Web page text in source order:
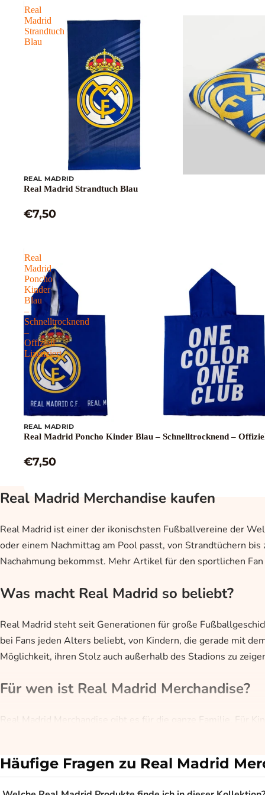
Real
Madrid
Strandtuch
Blau
REAL MADRID
Real Madrid Strandtuch Blau
€7,50
Real
Madrid
Poncho
Kinder
Blau
–
Schnelltrocknend
–
Offiziell
Lizenziert
REAL MADRID
Real Madrid Poncho Kinder Blau – Schnelltrocknend –
€7,50
Real Madrid Merchandise kaufen
Real Madrid ist einer der ikonischsten Fußballvereine der
oder einem Nachmittag am Pool passt, von Strandtüchern
Nachahmung bekommst. Mehr Artikel für den sportlichen
Was macht Real Madrid so beliebt?
Real Madrid steht seit Generationen für große
bei Fans jeden Alters beliebt, von Kindern, die gerade mit
Möglichkeit, ihren Stolz auch außerhalb des Stadions zu
Für wen ist Real Madrid Merchandise?
Real Madrid Merchandise gibt es für die ganze Familie. Für
großes Strandtuch wählen, um es an den Strand oder zum
Vom Strandtuch bis zur Badehose mit
Häufige Fragen zu Real Madrid